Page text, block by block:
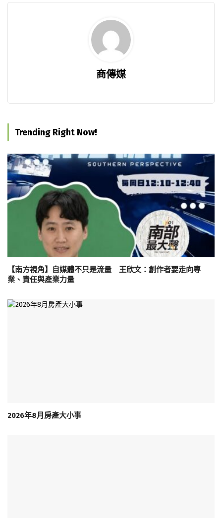
商傳媒
Trending Right Now!
【南方視角】自媒體不只是流量 王欣文：創作者要走向專
業、責任與產業力量
2026年8月房產大小事